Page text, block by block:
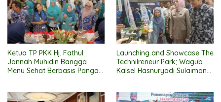
Ketua TP PKK Hj. Fathul
Jannah Muhidin Bangga
Menu Sehat Berbasis Pangan
Seimbang dan Aman (B2SA)
Launching and Showcase The
Technilreneur Park; Wagub
Kalsel Hasnuryadi Sulaiman
Gagal